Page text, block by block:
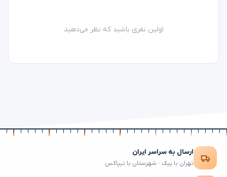
اولین نفری باشید که نظر می‌دهید
ارسال به سراسر ایران
تهران با پیک · شهرستان با تیپاکس